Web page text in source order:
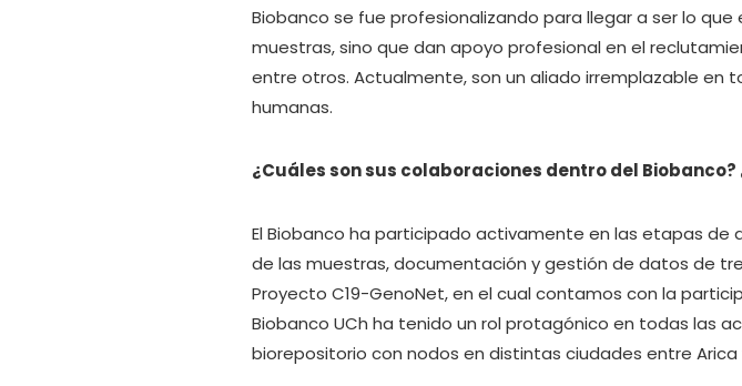
Biobanco se fue profesionalizando para llegar a ser lo
muestras, sino que dan apoyo profesional en el
entre otros. Actualmente, son un aliado irremplazable en
humanas.
¿Cuáles son sus colaboraciones dentro del Biobanco?
El Biobanco ha participado activamente en las etapas
de las muestras, documentación y gestión de datos de
Proyecto C19-GenoNet, en el cual contamos con la
Biobanco UCh ha tenido un rol protagónico en todas las
biorepositorio con nodos en distintas ciudades entre Arica